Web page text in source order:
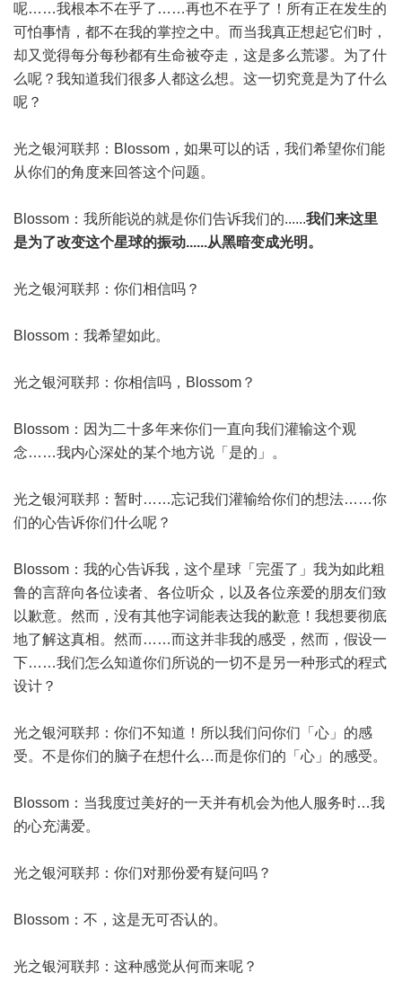
呢……我根本不在乎了……再也不在乎了！所有正在发生的
可怕事情，都不在我的掌控之中。而当我真正想起它们时，
却又觉得每分每秒都有生命被夺走，这是多么荒谬。为了什
么呢？我知道我们很多人都这么想。这一切究竟是为了什么
呢？
光之银河联邦：Blossom，如果可以的话，我们希望你们能
从你们的角度来回答这个问题。
Blossom：我所能说的就是你们告诉我们的......我们来这里
是为了改变这个星球的振动......从黑暗变成光明。
光之银河联邦：你们相信吗？
Blossom：我希望如此。
光之银河联邦：你相信吗，Blossom？
Blossom：因为二十多年来你们一直向我们灌输这个观
念……我内心深处的某个地方说「是的」。
光之银河联邦：暂时……忘记我们灌输给你们的想法……你
们的心告诉你们什么呢？
Blossom：我的心告诉我，这个星球「完蛋了」我为如此粗
鲁的言辞向各位读者、各位听众，以及各位亲爱的朋友们致
以歉意。然而，没有其他字词能表达我的歉意！我想要彻底
地了解这真相。然而……而这并非我的感受，然而，假设一
下……我们怎么知道你们所说的一切不是另一种形式的程式
设计？
光之银河联邦：你们不知道！所以我们问你们「心」的感
受。不是你们的脑子在想什么…而是你们的「心」的感受。
Blossom：当我度过美好的一天并有机会为他人服务时…我
的心充满爱。
光之银河联邦：你们对那份爱有疑问吗？
Blossom：不，这是无可否认的。
光之银河联邦：这种感觉从何而来呢？